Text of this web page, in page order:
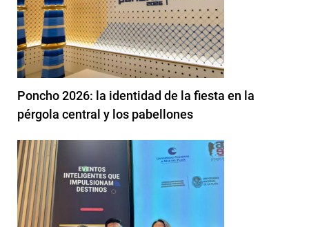
Poncho 2026: la identidad de la fiesta en la
pérgola central y los pabellones